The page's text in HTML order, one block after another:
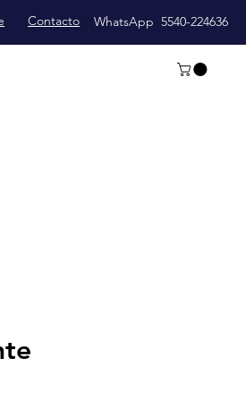
Contacto WhatsApp 5540-224636